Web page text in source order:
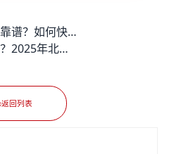
写字楼出租网哪家靠谱？如何快速找到高性价比房源？
写字楼租赁如何选？2025年北上广深租金趋势与避坑指南
返回列表